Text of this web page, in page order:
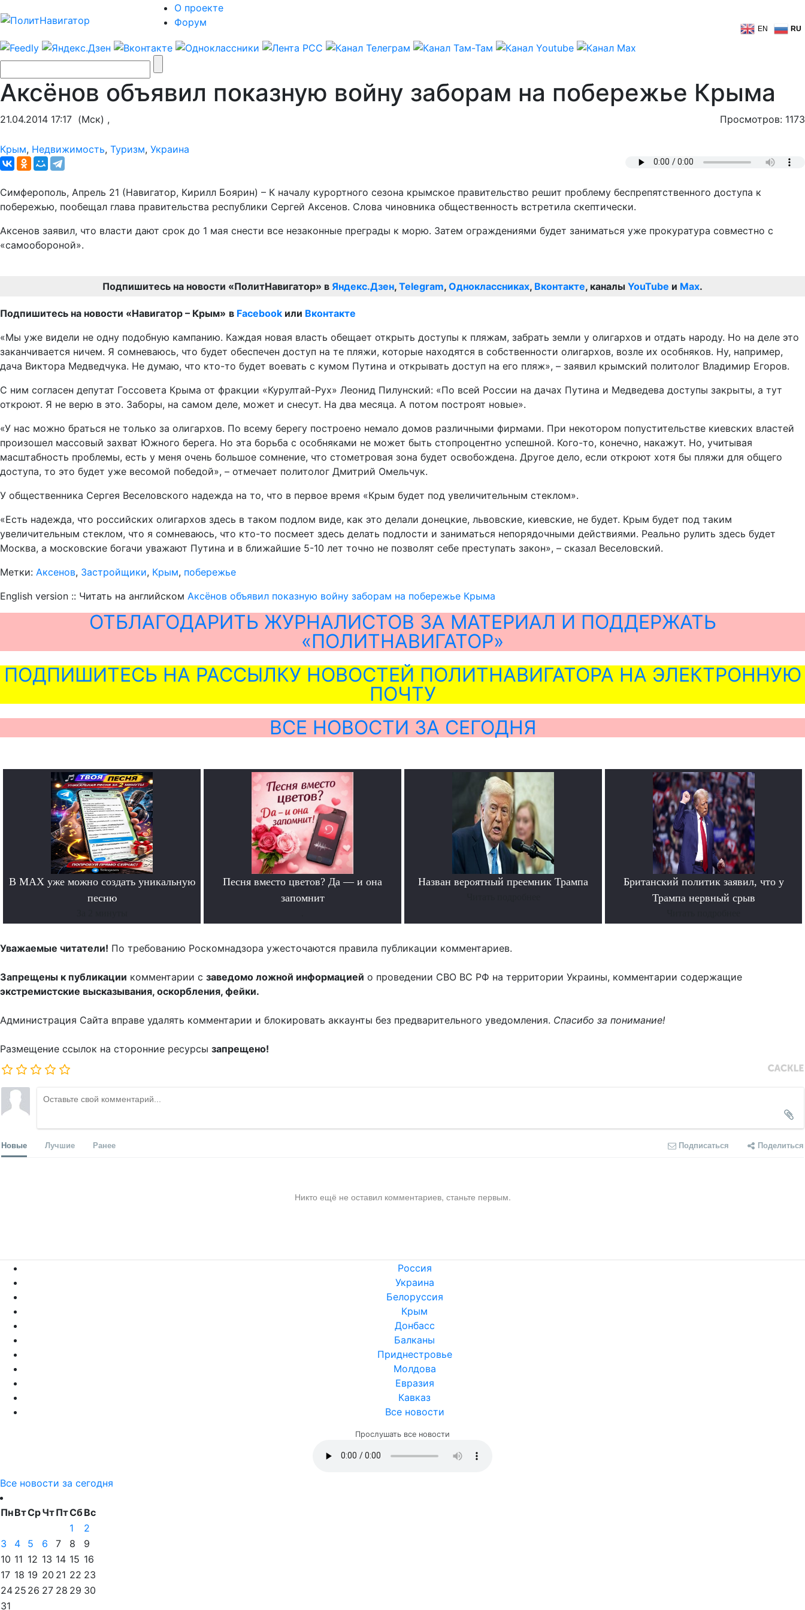
О проекте
Форум
EN RU
Аксёнов объявил показную войну заборам на побережье Крыма
21.04.2014 17:17 (Мск) , Просмотров: 1173
Крым, Недвижимость, Туризм, Украина
Симферополь, Апрель 21 (Навигатор, Кирилл Боярин) – К началу курортного сезона крымское правительство решит проблему беспрепятственного доступа к
побережью, пообещал глава правительства республики Сергей Аксенов. Слова чиновника общественность встретила скептически.
Аксенов заявил, что власти дают срок до 1 мая снести все незаконные преграды к морю. Затем ограждениями будет заниматься уже прокуратура совместно с
«самообороной».
Подпишитесь на новости «ПолитНавигатор» в Яндекс.Дзен, Telegram, Одноклассниках, Вконтакте, каналы YouTube и Max.
Подпишитесь на новости «Навигатор – Крым» в Facebook или Вконтакте
«Мы уже видели не одну подобную кампанию. Каждая новая власть обещает открыть доступы к пляжам, забрать земли у олигархов и отдать народу. Но на деле это
заканчивается ничем. Я сомневаюсь, что будет обеспечен доступ на те пляжи, которые находятся в собственности олигархов, возле их особняков. Ну, например,
дача Виктора Медведчука. Не думаю, что кто-то будет воевать с кумом Путина и открывать доступ на его пляж», – заявил крымский политолог Владимир Егоров.
С ним согласен депутат Госсовета Крыма от фракции «Курултай-Рух» Леонид Пилунский: «По всей России на дачах Путина и Медведева доступы закрыты, а тут
откроют. Я не верю в это. Заборы, на самом деле, может и снесут. На два месяца. А потом построят новые».
«У нас можно браться не только за олигархов. По всему берегу построено немало домов различными фирмами. При некотором попустительстве киевских властей
произошел массовый захват Южного берега. Но эта борьба с особняками не может быть стопроцентно успешной. Кого-то, конечно, накажут. Но, учитывая
масштабность проблемы, есть у меня очень большое сомнение, что стометровая зона будет освобождена. Другое дело, если откроют хотя бы пляжи для общего
доступа, то это будет уже весомой победой», – отмечает политолог Дмитрий Омельчук.
У общественника Сергея Веселовского надежда на то, что в первое время «Крым будет под увеличительным стеклом».
«Есть надежда, что российских олигархов здесь в таком подлом виде, как это делали донецкие, львовские, киевские, не будет. Крым будет под таким
увеличительным стеклом, что я сомневаюсь, что кто-то посмеет здесь делать подлости и заниматься непорядочными действиями. Реально рулить здесь будет
Москва, а московские богачи уважают Путина и в ближайшие 5-10 лет точно не позволят себе преступать закон», – сказал Веселовский.
Метки: Аксенов, Застройщики, Крым, побережье
English version :: Читать на английском Аксёнов объявил показную войну заборам на побережье Крыма
ОТБЛАГОДАРИТЬ ЖУРНАЛИСТОВ ЗА МАТЕРИАЛ И ПОДДЕРЖАТЬ
«ПОЛИТНАВИГАТОР»
ПОДПИШИТЕСЬ НА РАССЫЛКУ НОВОСТЕЙ ПОЛИТНАВИГАТОРА НА ЭЛЕКТРОННУЮ
ПОЧТУ
ВСЕ НОВОСТИ ЗА СЕГОДНЯ
В MAX уже можно создать уникальную
песню
Песня вместо цветов? Да — и она
запомнит
Назван вероятный преемник Трампа
Британский политик заявил, что у
Трампа нервный срыв
Уважаемые читатели! По требованию Роскомнадзора ужесточаются правила публикации комментариев.
Запрещены к публикации комментарии с заведомо ложной информацией о проведении СВО ВС РФ на территории Украины, комментарии содержащие
экстремистские высказывания, оскорбления, фейки.
Администрация Сайта вправе удалять комментарии и блокировать аккаунты без предварительного уведомления. Спасибо за понимание!
Размещение ссылок на сторонние ресурсы запрещено!
Новые Лучшие Ранее Подписаться Поделиться
Никто ещё не оставил комментариев, станьте первым.
Россия
Украина
Белоруссия
Крым
Донбасс
Балканы
Приднестровье
Молдова
Евразия
Кавказ
Все новости
Прослушать все новости
Все новости за сегодня
ПнВтСрЧтПтСбВс
1
2
3
4 5 6 7 8
9
10 11 12 13 14 15 16
17 18 19 20 21 22 23
24 25 26 27 28 29 30
31